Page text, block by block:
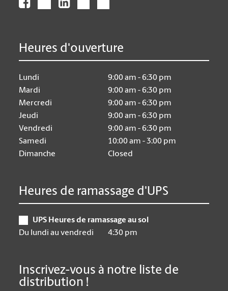
Heures d'ouverture
Lundi
9:00 am - 6:30 pm
Mardi
9:00 am - 6:30 pm
Mercredi
9:00 am - 6:30 pm
Jeudi
9:00 am - 6:30 pm
Vendredi
9:00 am - 6:30 pm
Samedi
10:00 am - 3:00 pm
Dimanche
Closed
Heures de ramassage d'UPS
UPS Heures de ramassage au sol
Du lundi au vendredi
4:30 pm
Inscrivez-vous à notre liste de
distribution !